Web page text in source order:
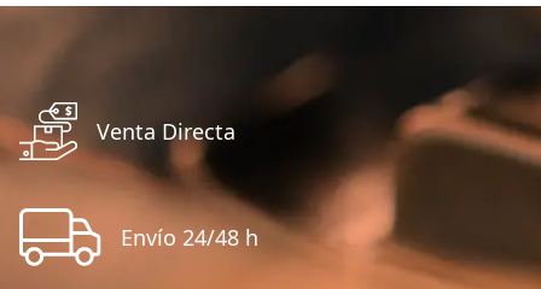
Venta Directa
Envío 24/48 h